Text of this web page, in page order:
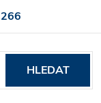
HLEDAT